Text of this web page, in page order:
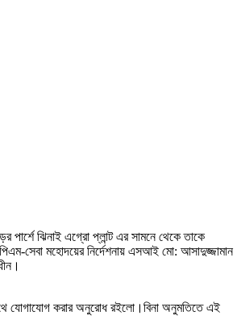
ঝিনাই এগ্রো প্লান্ট এর সামনে থেকে তাকে
সেবা মহোদয়ের নির্দেশনায় এসআই মো: আসাদুজ্জামান
যোগাযোগ করার অনুরোধ রইলো।বিনা অনুমতিতে এই